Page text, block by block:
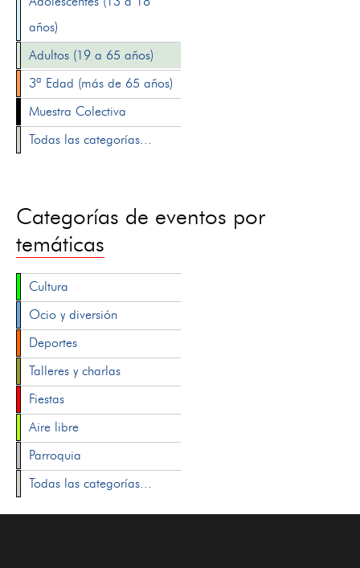
años)
Adultos (19 a 65 años)
3ª Edad (más de 65 años)
Muestra Colectiva
Todas las categorías...
Categorías de eventos por
temáticas
Cultura
Ocio y diversión
Deportes
Talleres y charlas
Fiestas
Aire libre
Parroquia
Todas las categorías...